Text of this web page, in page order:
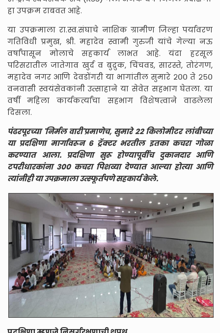
हा उपक्रम राबवत आहे.
या उपक्रमाला रा.स्व.संघाचे नाशिक ग्रामीण जिल्हा पर्यावरण
गतिविधी प्रमुख, श्री. महादेव स्वामी गुरुजी यांचे गेल्या नऊ
वर्षांपासून मोलाचे सहकार्य लाभत आहे. यंदा हरसूल
परिसरातील जातेगाव खुर्द व बुद्रुक, चिंचवड, सारस्ते, तोरंगण,
महादेव नगर आणि देवडोंगरी या भागांतील सुमारे २०० ते २५०
वनवासी स्वयंसेवकांनी उत्साहाने या सेवेत सहभाग घेतला. या
वर्षी महिला कार्यकर्त्यांचा सहभाग विशेषत्वाने वाढलेला
दिसला.
पंढरपूरच्या 'निर्मल वारी'प्रमाणेच, सुमारे २२ किलोमीटर लांबीच्या
या प्रदक्षिणा मार्गावरून ६ ट्रॅक्टर भरतील इतका कचरा गोळा
करण्यात आला. प्रदक्षिणा सुरू होण्यापूर्वीच दुकानदार आणि
टपरीधारकांना ३०० कचरा पिशव्या देण्यात आल्या होत्या आणि
त्यांनीही या उपक्रमाला उत्स्फूर्तपणे सहकार्य केले.